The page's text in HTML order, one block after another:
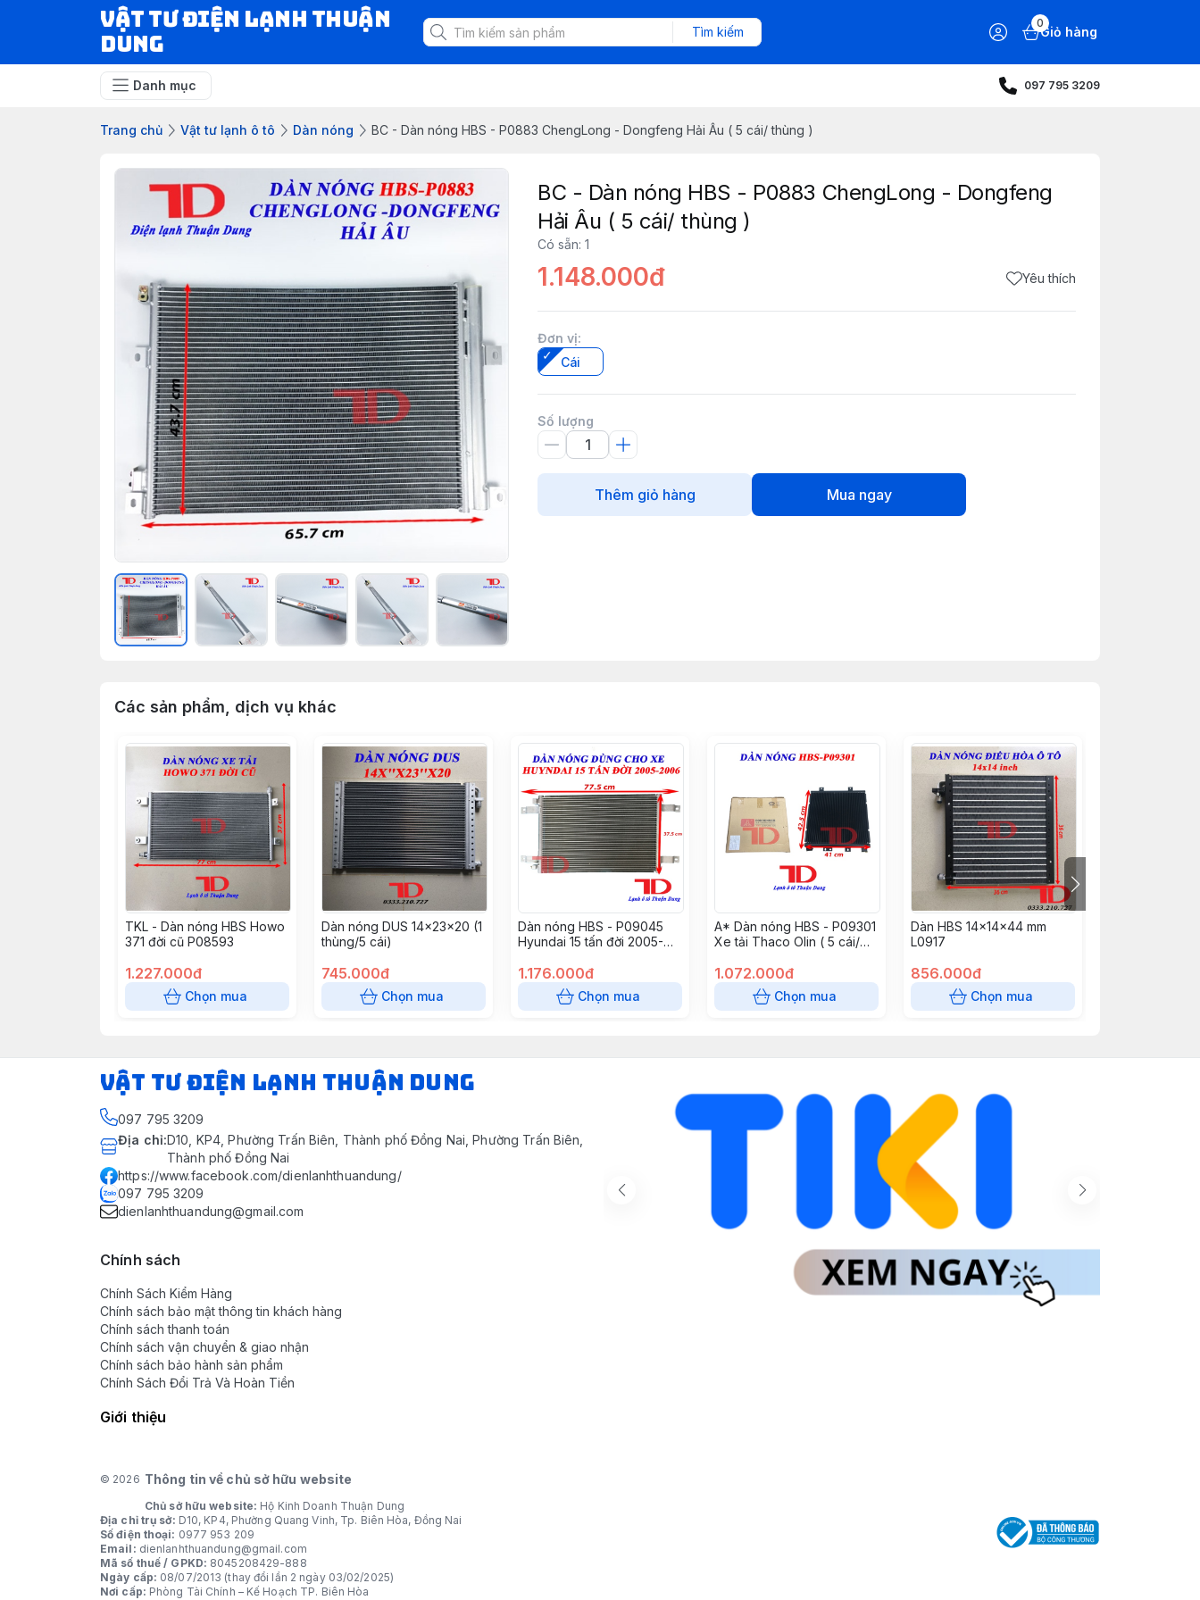
VẬT TƯ ĐIỆN LẠNH THUẬN
DUNG
Tìm kiếm
0
Giỏ hàng
Danh mục 097 795 3209
Trang chủ Vật tư lạnh ô tô Dàn nóng BC - Dàn nóng HBS - P0883 ChengLong - Dongfeng Hải Âu ( 5 cái/ thùng )
BC - Dàn nóng HBS - P0883 ChengLong - Dongfeng
Hải Âu ( 5 cái/ thùng )
Có sẵn: 1
1.148.000đ Yêu thích
Đơn vị:
Cái
Số lượng
Thêm giỏ hàng Mua ngay
Các sản phẩm, dịch vụ khác
TKL - Dàn nóng HBS Howo
371 đời cũ P08593
1.227.000đ
Chọn mua
Dàn nóng DUS 14x23x20 (1
thùng/5 cái)
745.000đ
Chọn mua
Dàn nóng HBS - P09045
Hyundai 15 tấn đời 2005-
1.176.000đ
Chọn mua
A* Dàn nóng HBS - P09301
Xe tải Thaco Olin ( 5 cái/
1.072.000đ
Chọn mua
Dàn HBS 14x14x44 mm
L0917
856.000đ
Chọn mua
VẬT TƯ ĐIỆN LẠNH THUẬN DUNG
097 795 3209
Địa chỉ:D10, KP4, Phường Trấn Biên, Thành phố Đồng Nai, Phường Trấn Biên,
Thành phố Đồng Nai
https://www.facebook.com/dienlanhthuandung/
097 795 3209
dienlanhthuandung@gmail.com
Chính sách
Chính Sách Kiểm Hàng
Chính sách bảo mật thông tin khách hàng
Chính sách thanh toán
Chính sách vận chuyển & giao nhận
Chính sách bảo hành sản phẩm
Chính Sách Đổi Trả Và Hoàn Tiền
Giới thiệu
© 2026 Thông tin về chủ sở hữu website
Chủ sở hữu website: Hộ Kinh Doanh Thuận Dung
Địa chỉ trụ sở: D10, KP4, Phường Quang Vinh, Tp. Biên Hòa, Đồng Nai
Số điện thoại: 0977 953 209
Email: dienlanhthuandung@gmail.com
Mã số thuế / GPKD: 8045208429-888
Ngày cấp: 08/07/2013 (thay đổi lần 2 ngày 03/02/2025)
Nơi cấp: Phòng Tài Chính – Kế Hoạch TP. Biên Hòa